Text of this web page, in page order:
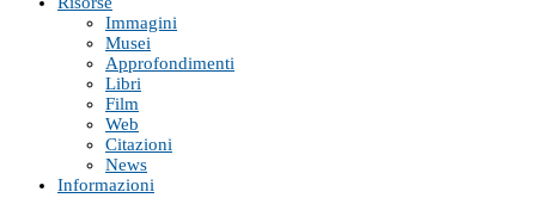
Immagini
Musei
Approfondimenti
Libri
Film
Web
Citazioni
News
Informazioni